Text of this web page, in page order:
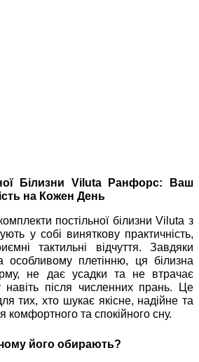
Білизни Viluta Ранфорс: Ваш
на Кожен День
постільної білизни Viluta з
у собі виняткову практичність,
тактильні відчуття. Завдяки
особливому плетінню, ця білизна
не дає усадки та не втрачає
навіть після численних прань. Це
тих, хто шукає якісне, надійне та
комфортного та спокійного сну.
його обирають?